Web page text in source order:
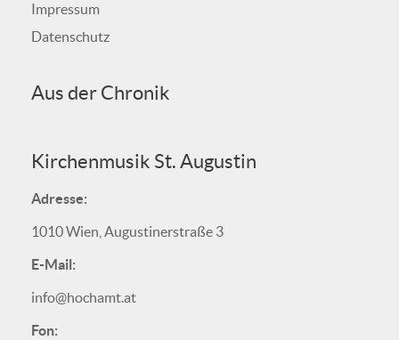
Impressum
Datenschutz
Aus der Chronik
Kirchenmusik St. Augustin
Adresse:
1010 Wien, Augustinerstraße 3
E-Mail:
info@hochamt.at
Fon: